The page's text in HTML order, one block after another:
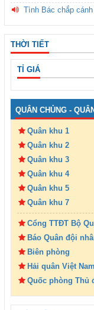
Tình Bác chắp
THỜI TIẾT
TỈ GIÁ
QUÂN CHỦNG -
Quân khu 1
Quân khu 2
Quân khu 3
Quân khu 4
Quân khu 5
Quân khu 7
Cổng TTĐT Bộ
Báo Quân đội
Biên phòng
Hải quân Việt Nam
Quốc phòng Thủ